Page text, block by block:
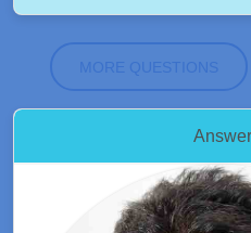
MORE QUESTIONS